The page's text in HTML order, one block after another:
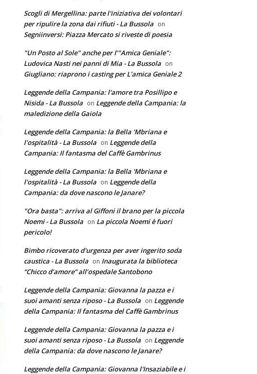
Scogli di Mergellina: parte l'iniziativa dei volontari
per ripulire la zona dai rifiuti - La Bussola on
Segniinversi: Piazza Mercato si riveste di poesia
"Un Posto al Sole" anche per l’"Amica Geniale":
Ludovica Nasti nei panni di Mia - La Bussola on
Giugliano: riaprono i casting per L’amica Geniale 2
Leggende della Campania: l'amore tra Posillipo e
Nisida - La Bussola on Leggende della Campania: la
maledizione della Gaiola
Leggende della Campania: la Bella 'Mbriana e
l'ospitalità - La Bussola on Leggende della
Campania: Il fantasma del Caffè Gambrinus
Leggende della Campania: la Bella 'Mbriana e
l'ospitalità - La Bussola on Leggende della
Campania: da dove nascono le Janare?
"Ora basta": arriva al Giffoni il brano per la piccola
Noemi - La Bussola on La piccola Noemi è fuori
pericolo!
Bimbo ricoverato d'urgenza per aver ingerito soda
caustica - La Bussola on Inaugurata la biblioteca
“Chicco d’amore” all’ospedale Santobono
Leggende della Campania: Giovanna la pazza e i
suoi amanti senza riposo - La Bussola on Leggende
della Campania: Il fantasma del Caffè Gambrinus
Leggende della Campania: Giovanna la pazza e i
suoi amanti senza riposo - La Bussola on Leggende
della Campania: da dove nascono le Janare?
Leggende della Campania: Giovanna l'Insaziabile e i